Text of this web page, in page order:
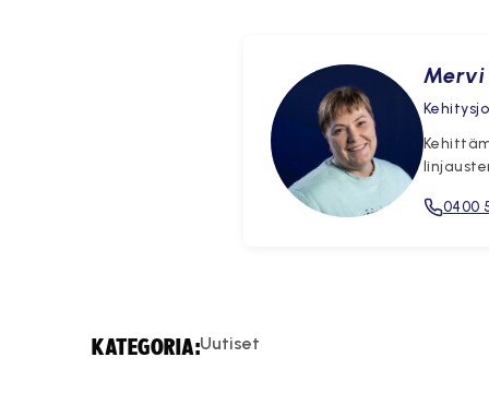
Mervi
0400
KATEGORIA:Uutiset